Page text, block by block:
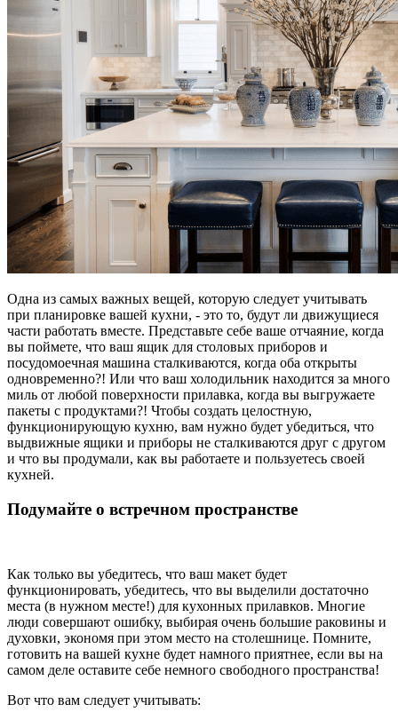
Одна из самых важных вещей, которую следует учитывать
при планировке вашей кухни, - это то, будут ли движущиеся
части работать вместе. Представьте себе ваше отчаяние, когда
вы поймете, что ваш ящик для столовых приборов и
посудомоечная машина сталкиваются, когда оба открыты
одновременно?! Или что ваш холодильник находится за много
миль от любой поверхности прилавка, когда вы выгружаете
пакеты с продуктами?! Чтобы создать целостную,
функционирующую кухню, вам нужно будет убедиться, что
выдвижные ящики и приборы не сталкиваются друг с другом
и что вы продумали, как вы работаете и пользуетесь своей
кухней.
Подумайте о встречном пространстве
Как только вы убедитесь, что ваш макет будет
функционировать, убедитесь, что вы выделили достаточно
места (в нужном месте!) для кухонных прилавков. Многие
люди совершают ошибку, выбирая очень большие раковины и
духовки, экономя при этом место на столешнице. Помните,
готовить на вашей кухне будет намного приятнее, если вы на
самом деле оставите себе немного свободного пространства!
Вот что вам следует учитывать: